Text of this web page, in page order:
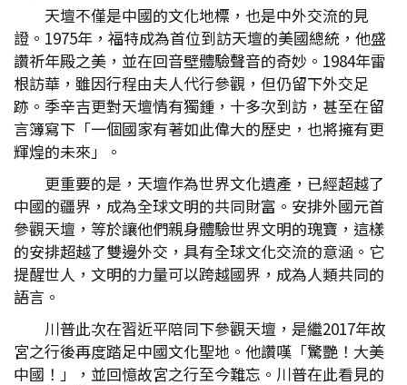
天壇不僅是中國的文化地標，也是中外交流的見
證。1975年，福特成為首位到訪天壇的美國總統，他盛
讚祈年殿之美，並在回音壁體驗聲音的奇妙。1984年雷
根訪華，雖因行程由夫人代行參觀，但仍留下外交足
跡。季辛吉更對天壇情有獨鍾，十多次到訪，甚至在留
言簿寫下「一個國家有著如此偉大的歷史，也將擁有更
輝煌的未來」。
更重要的是，天壇作為世界文化遺產，已經超越了
中國的疆界，成為全球文明的共同財富。安排外國元首
參觀天壇，等於讓他們親身體驗世界文明的瑰寶，這樣
的安排超越了雙邊外交，具有全球文化交流的意涵。它
提醒世人，文明的力量可以跨越國界，成為人類共同的
語言。
川普此次在習近平陪同下參觀天壇，是繼2017年故
宮之行後再度踏足中國文化聖地。他讚嘆「驚艷！大美
中國！」，並回憶故宮之行至今難忘。川普在此看見的